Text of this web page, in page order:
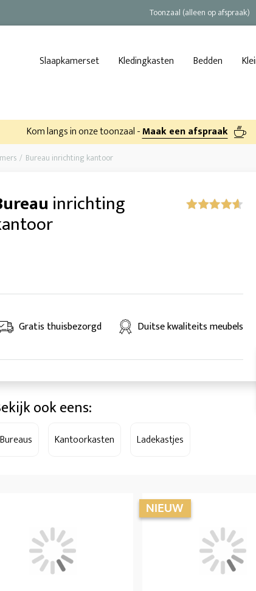
Toonzaal (alleen op afspraak)
Slaapkamerset Kledingkasten Bedden
Kom langs in onze toonzaal -Maak een afspraak
Bureau inrichting kantoor
inrichting
Gratis thuisbezorgd Duitse kwaliteits meubels
ook eens:
Bureaus Kantoorkasten Ladekastjes